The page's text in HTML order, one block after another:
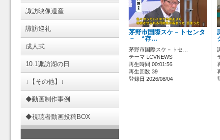
諏訪映像遺産
諏訪巡礼
成人式
10.1諏訪湖の日
↓【その他】↓
◆動画制作事例
◆視聴者動画投稿BOX
茅野市国際スケ－トセンタ
－ “存…
茅野市国際スケ－トセ…
テーマ LCVNEWS
再生時間 00:01:56
再生回数 39
登録日 2026/08/04